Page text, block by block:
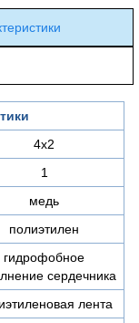
4х2
1
медь
полиэтилен
гидрофобное
сердечника
лента